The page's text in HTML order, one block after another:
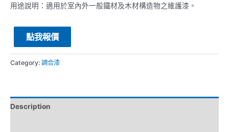
用途說明：適用於室內外一般鐵材及木材構造物之維護漆。
點我報價
Category: 調合漆
Description